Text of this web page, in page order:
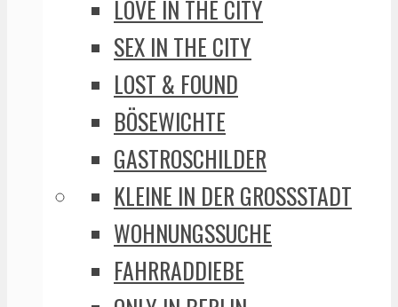
LOVE IN THE CITY
SEX IN THE CITY
LOST & FOUND
BÖSEWICHTE
GASTROSCHILDER
KLEINE IN DER GROSSSTADT
WOHNUNGSSUCHE
FAHRRADDIEBE